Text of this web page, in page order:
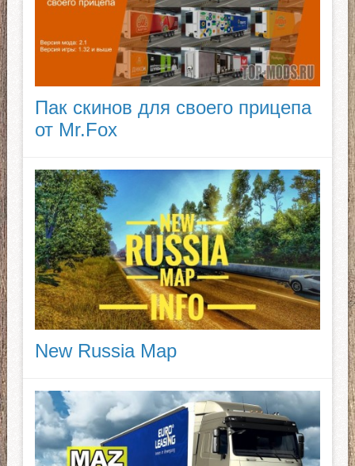
Пак скинов для своего прицепа
от Mr.Fox
New Russia Map